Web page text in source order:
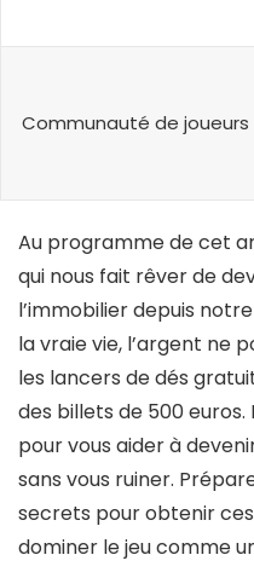
Communauté de joueurs
Au programme de cet
qui nous fait rêver de
l’immobilier depuis
la vraie vie, l’argent ne
les lancers de dés
des billets de 500 euros.
pour vous aider à
sans vous ruiner.
secrets pour obtenir
dominer le jeu comme